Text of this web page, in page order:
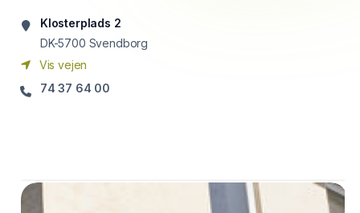
Klosterplads 2
DK-5700 Svendborg
Vis vejen
74 37 64 00